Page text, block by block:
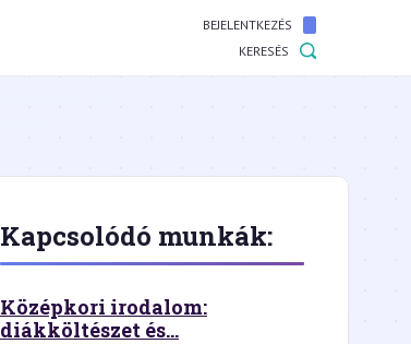
BEJELENTKEZÉS
KERESÉS
Kapcsolódó munkák:
Középkori irodalom:
diákköltészet és...